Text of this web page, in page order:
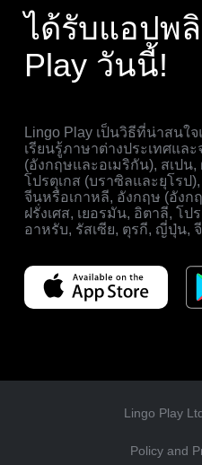
ได้รับแอปพ
Play วันนี้!
Lingo Play เป็นวิธีที่น่าสนใ
เรียนรู้ภาษาต่างประเทศแล
(อังกฤษและอเมริกัน), สเปน,
โปรตุเกส (บราซิลและยุโรป
จีนหรือเกาหลี, อังกฤษ (อังก
ฝรั่งเศส, เยอรมัน, อิตาลี, โป
อาหรับ, รัสเซีย, ตุรกี, ญี่ปุ่น,
Lingo Play
Policy and